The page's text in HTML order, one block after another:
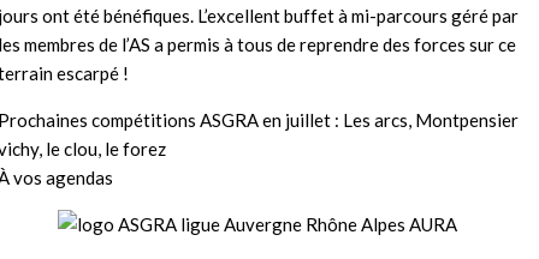
ont été bénéfiques. L’excellent buffet à mi-parcours géré par
membres de l’AS a permis à tous de reprendre des forces sur ce
escarpé !
compétitions ASGRA en juillet : Les arcs, Montpensier
le clou, le forez
vos agendas